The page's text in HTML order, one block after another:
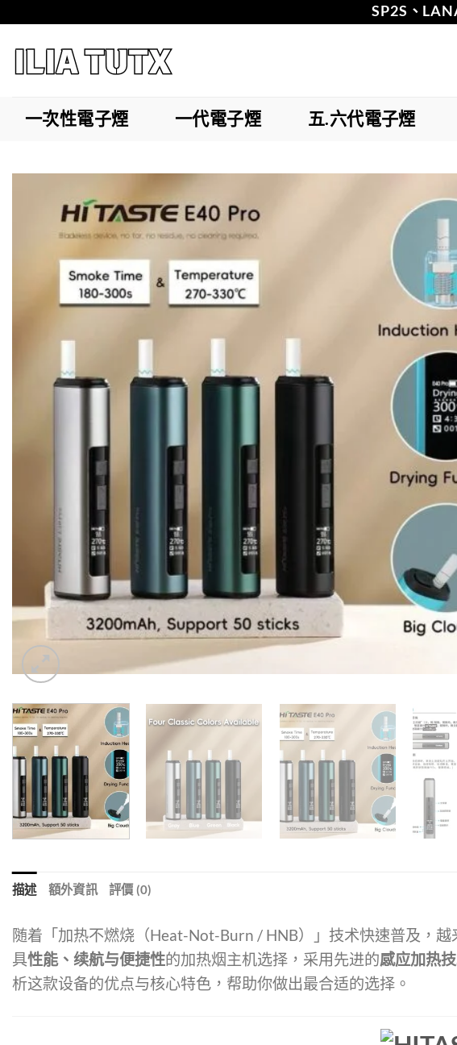
SP2S、
一次性電子煙 一代電子煙 五.六代電子煙
描述 額外資訊 評價 (0)
随着「加热不燃烧（Heat-Not-Burn / HNB）」技术快速普及，
具性能、续航与便捷性的加热烟主机选择，采用先进的感应加热
析这款设备的优点与核心特色，帮助你做出最合适的选择。